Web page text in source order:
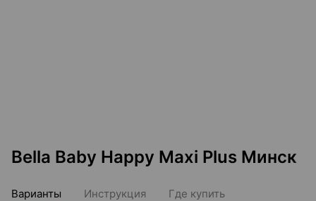
Bella Baby Happy Maxi Plus Минск
Варианты Инструкция Где купить